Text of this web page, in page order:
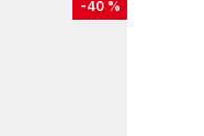
-40 %